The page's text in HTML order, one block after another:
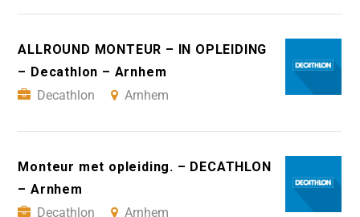
ALLROUND MONTEUR – IN OPLEIDING
– Decathlon – Arnhem
Decathlon
Arnhem
Monteur met opleiding. – DECATHLON
– Arnhem
Decathlon
Arnhem